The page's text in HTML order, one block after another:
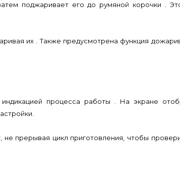
поджаривает его до румяной корочки .
их . Также предусмотрена функция
процесса работы . На экране
прерывая цикл приготовления, чтобы